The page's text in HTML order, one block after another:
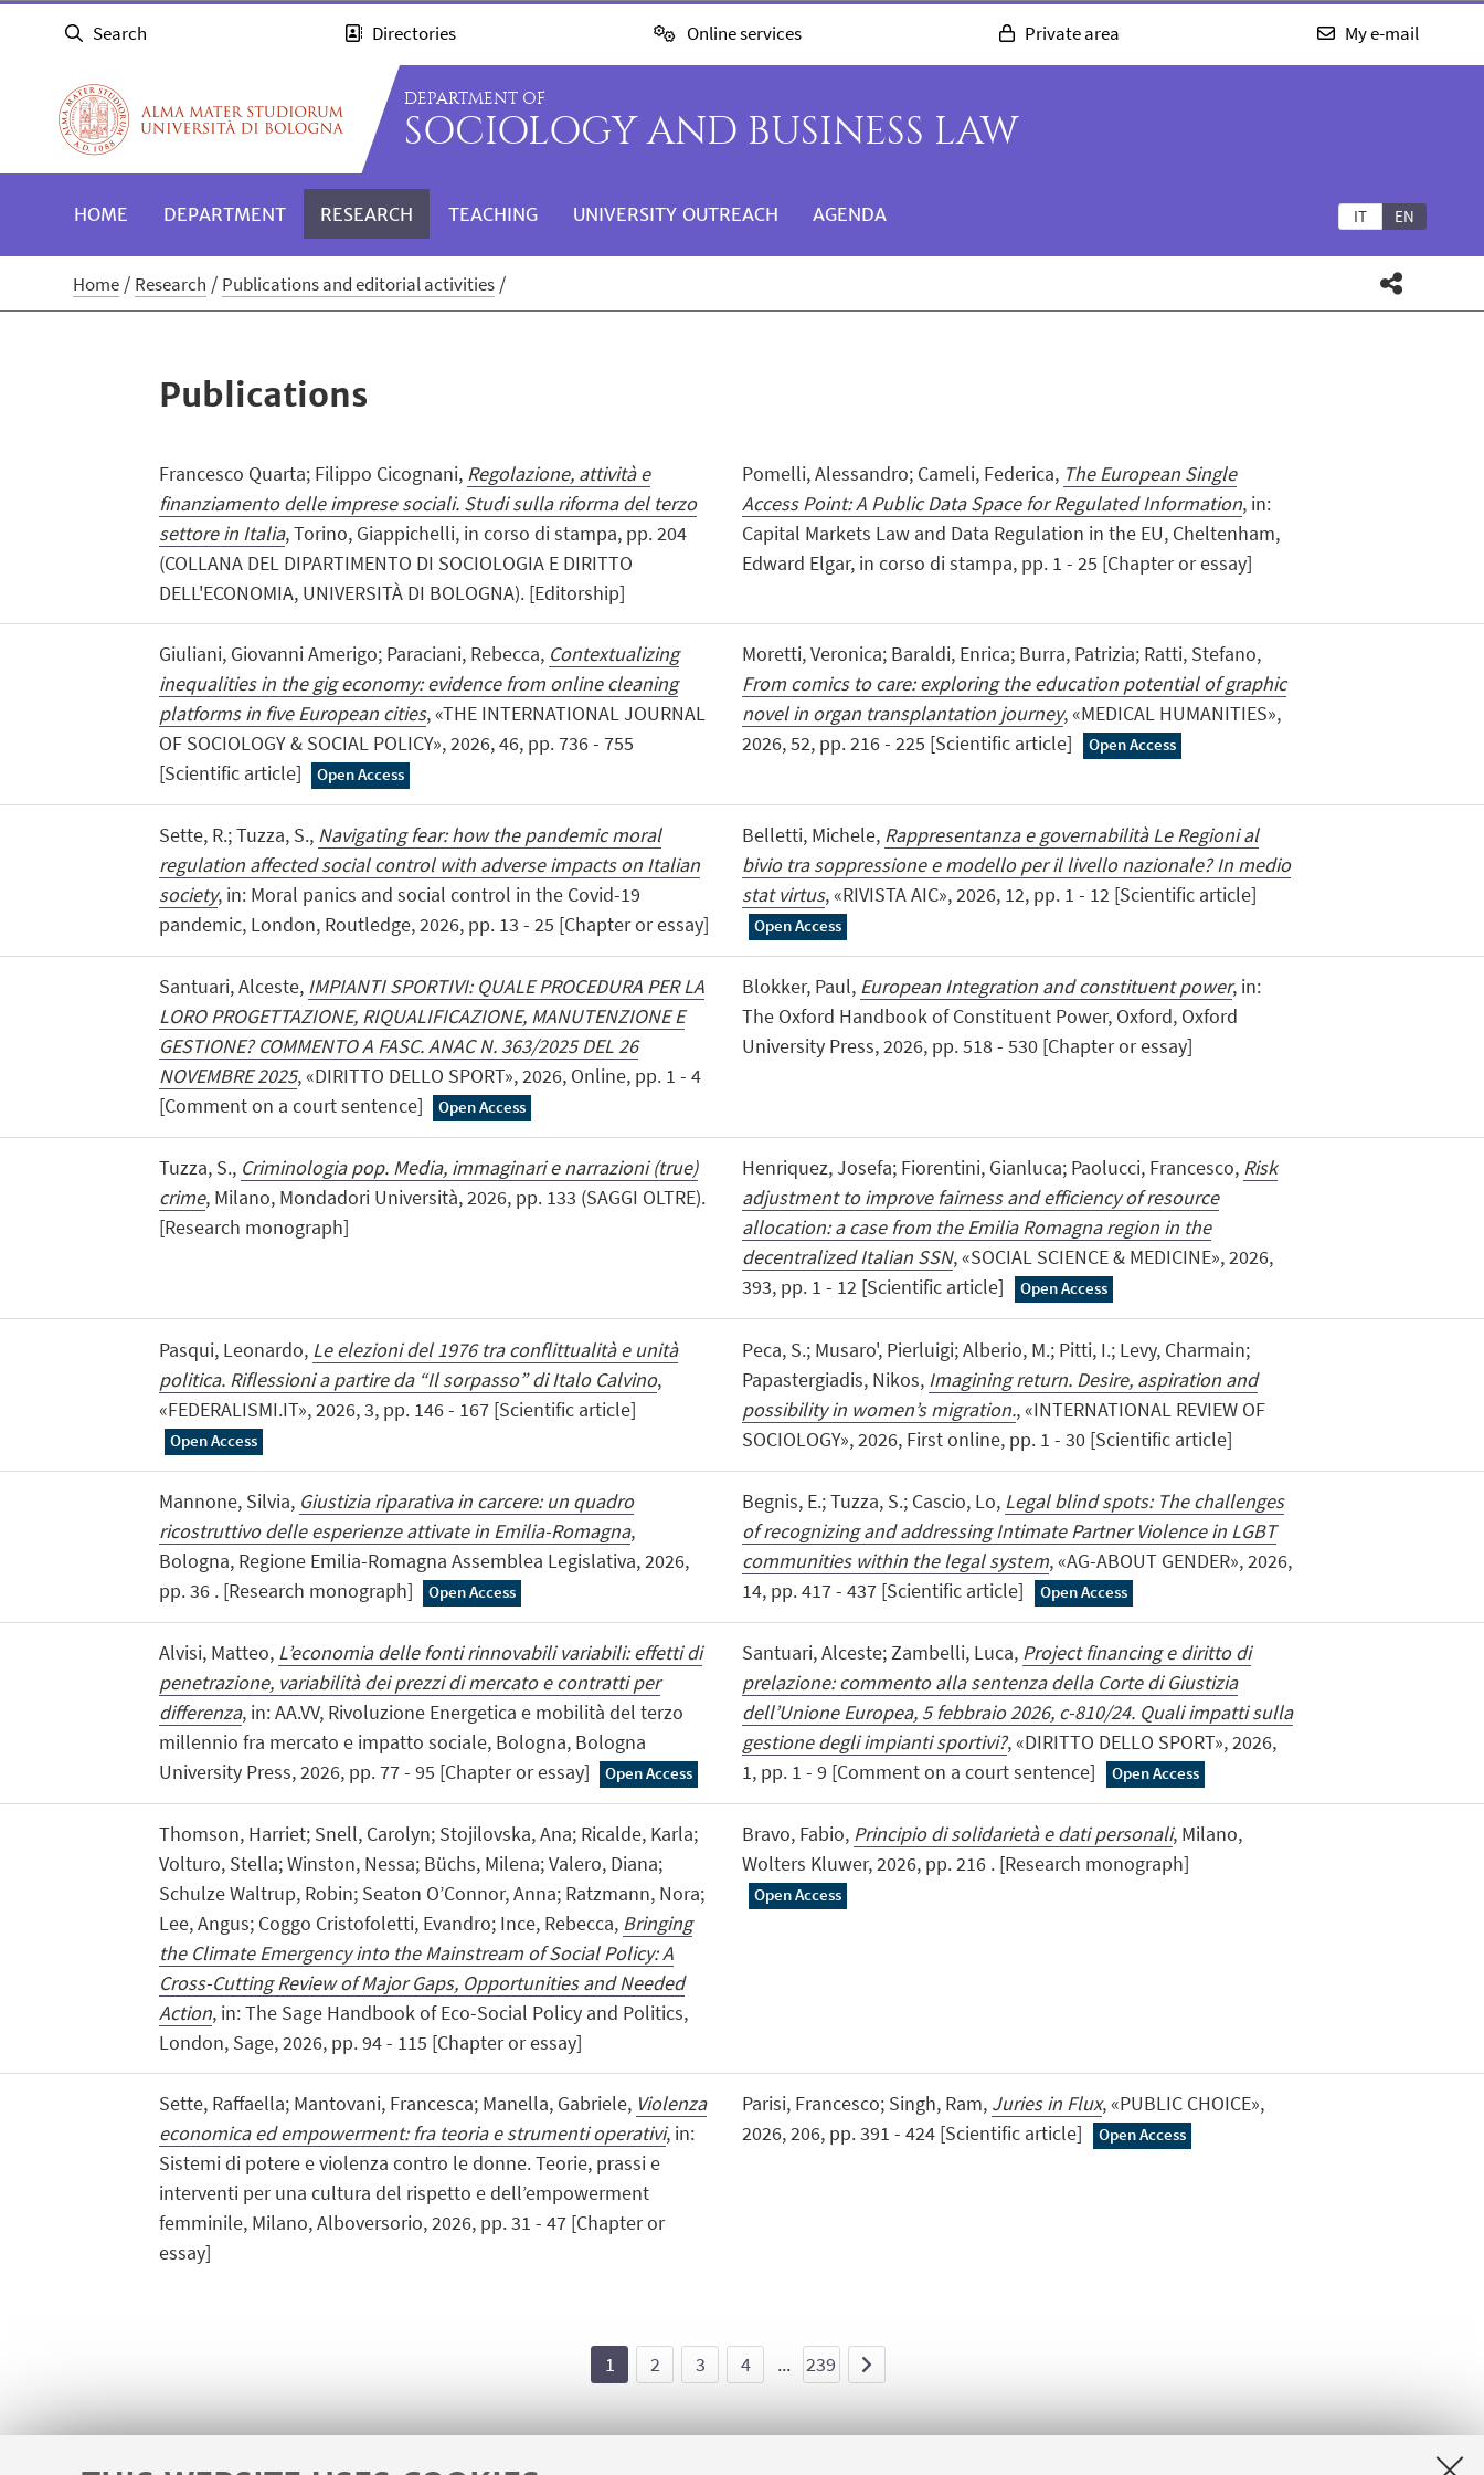
Search Directories Online services Private area My e-mail
DEPARTMENT OF
SOCIOLOGY AND BUSINESS LAW
IT EN
HOME DEPARTMENT RESEARCH TEACHING UNIVERSITY OUTREACH AGENDA
Home Research Publications and editorial activities
Publications
Francesco Quarta; Filippo Cicognani, Regolazione, attività e
finanziamento delle imprese sociali. Studi sulla riforma del terzo
settore in Italia, Torino, Giappichelli, in corso di stampa, pp. 204
(COLLANA DEL DIPARTIMENTO DI SOCIOLOGIA E DIRITTO
DELL'ECONOMIA, UNIVERSITÀ DI BOLOGNA). [Editorship]
Pomelli, Alessandro; Cameli, Federica, The European Single
Access Point: A Public Data Space for Regulated Information, in:
Capital Markets Law and Data Regulation in the EU, Cheltenham,
Edward Elgar, in corso di stampa, pp. 1 - 25 [Chapter or essay]
Giuliani, Giovanni Amerigo; Paraciani, Rebecca, Contextualizing
inequalities in the gig economy: evidence from online cleaning
platforms in five European cities, «THE INTERNATIONAL JOURNAL
OF SOCIOLOGY & SOCIAL POLICY», 2026, 46, pp. 736 - 755
[Scientific article]
Open Access
Moretti, Veronica; Baraldi, Enrica; Burra, Patrizia; Ratti, Stefano,
From comics to care: exploring the education potential of graphic
novel in organ transplantation journey, «MEDICAL HUMANITIES»,
2026, 52, pp. 216 - 225 [Scientific article]
Open Access
Sette, R.; Tuzza, S., Navigating fear: how the pandemic moral
regulation affected social control with adverse impacts on Italian
society, in: Moral panics and social control in the Covid-19
pandemic, London, Routledge, 2026, pp. 13 - 25 [Chapter or essay]
Belletti, Michele, Rappresentanza e governabilità Le Regioni al
bivio tra soppressione e modello per il livello nazionale? In medio
stat virtus, «RIVISTA AIC», 2026, 12, pp. 1 - 12 [Scientific article]
Open Access
Santuari, Alceste, IMPIANTI SPORTIVI: QUALE PROCEDURA PER LA
LORO PROGETTAZIONE, RIQUALIFICAZIONE, MANUTENZIONE E
GESTIONE? COMMENTO A FASC. ANAC N. 363/2025 DEL 26
NOVEMBRE 2025, «DIRITTO DELLO SPORT», 2026, Online, pp. 1 - 4
[Comment on a court sentence]
Open Access
Blokker, Paul, European Integration and constituent power, in:
The Oxford Handbook of Constituent Power, Oxford, Oxford
University Press, 2026, pp. 518 - 530 [Chapter or essay]
Tuzza, S., Criminologia pop. Media, immaginari e narrazioni (true)
crime, Milano, Mondadori Università, 2026, pp. 133 (SAGGI OLTRE).
[Research monograph]
Henriquez, Josefa; Fiorentini, Gianluca; Paolucci, Francesco, Risk
adjustment to improve fairness and efficiency of resource
allocation: a case from the Emilia Romagna region in the
decentralized Italian SSN, «SOCIAL SCIENCE & MEDICINE», 2026,
393, pp. 1 - 12 [Scientific article]
Open Access
Pasqui, Leonardo, Le elezioni del 1976 tra conflittualità e unità
politica. Riflessioni a partire da “Il sorpasso” di Italo Calvino,
«FEDERALISMI.IT», 2026, 3, pp. 146 - 167 [Scientific article]
Open Access
Peca, S.; Musaro', Pierluigi; Alberio, M.; Pitti, I.; Levy, Charmain;
Papastergiadis, Nikos, Imagining return. Desire, aspiration and
possibility in women’s migration., «INTERNATIONAL REVIEW OF
SOCIOLOGY», 2026, First online, pp. 1 - 30 [Scientific article]
Mannone, Silvia, Giustizia riparativa in carcere: un quadro
ricostruttivo delle esperienze attivate in Emilia-Romagna,
Bologna, Regione Emilia-Romagna Assemblea Legislativa, 2026,
pp. 36 . [Research monograph]
Open Access
Begnis, E.; Tuzza, S.; Cascio, Lo, Legal blind spots: The challenges
of recognizing and addressing Intimate Partner Violence in LGBT
communities within the legal system, «AG-ABOUT GENDER», 2026,
14, pp. 417 - 437 [Scientific article]
Open Access
Alvisi, Matteo, L’economia delle fonti rinnovabili variabili: effetti di
penetrazione, variabilità dei prezzi di mercato e contratti per
differenza, in: AA.VV, Rivoluzione Energetica e mobilità del terzo
millennio fra mercato e impatto sociale, Bologna, Bologna
University Press, 2026, pp. 77 - 95 [Chapter or essay]
Open Access
Santuari, Alceste; Zambelli, Luca, Project financing e diritto di
prelazione: commento alla sentenza della Corte di Giustizia
dell’Unione Europea, 5 febbraio 2026, c-810/24. Quali impatti sulla
gestione degli impianti sportivi?, «DIRITTO DELLO SPORT», 2026,
1, pp. 1 - 9 [Comment on a court sentence]
Open Access
Thomson, Harriet; Snell, Carolyn; Stojilovska, Ana; Ricalde, Karla;
Volturo, Stella; Winston, Nessa; Büchs, Milena; Valero, Diana;
Schulze Waltrup, Robin; Seaton O’Connor, Anna; Ratzmann, Nora;
Lee, Angus; Coggo Cristofoletti, Evandro; Ince, Rebecca, Bringing
the Climate Emergency into the Mainstream of Social Policy: A
Cross-Cutting Review of Major Gaps, Opportunities and Needed
Action, in: The Sage Handbook of Eco-Social Policy and Politics,
London, Sage, 2026, pp. 94 - 115 [Chapter or essay]
Bravo, Fabio, Principio di solidarietà e dati personali, Milano,
Wolters Kluwer, 2026, pp. 216 . [Research monograph]
Open Access
Sette, Raffaella; Mantovani, Francesca; Manella, Gabriele, Violenza
economica ed empowerment: fra teoria e strumenti operativi, in:
Sistemi di potere e violenza contro le donne. Teorie, prassi e
interventi per una cultura del rispetto e dell’empowerment
femminile, Milano, Alboversorio, 2026, pp. 31 - 47 [Chapter or
essay]
Parisi, Francesco; Singh, Ram, Juries in Flux, «PUBLIC CHOICE»,
2026, 206, pp. 391 - 424 [Scientific article]
Open Access
1 2 3 4 ... 239